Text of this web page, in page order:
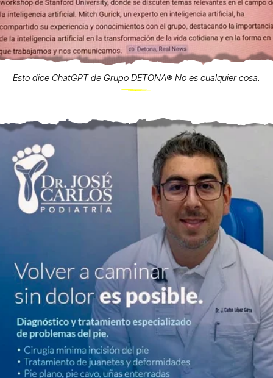
Esto dice ChatGPT de Grupo DETONA®️ No es cualquier cosa.